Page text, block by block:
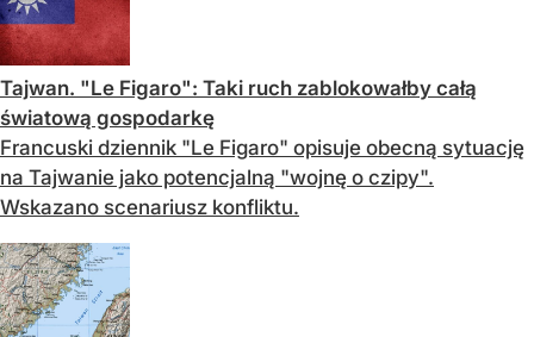
Tajwan. "Le Figaro": Taki ruch zablokowałby całą
światową gospodarkę
Francuski dziennik "Le Figaro" opisuje obecną sytuację
na Tajwanie jako potencjalną "wojnę o czipy".
Wskazano scenariusz konfliktu.